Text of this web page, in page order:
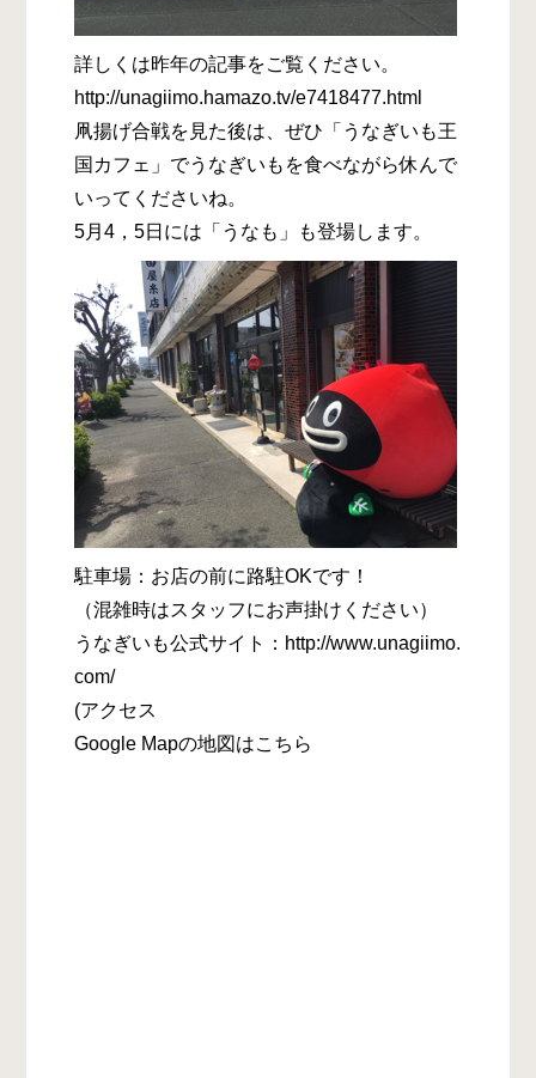
詳しくは昨年の記事をご覧ください。
http://unagiimo.hamazo.tv/e7418477.html
凧揚げ合戦を見た後は、ぜひ「うなぎいも王
国カフェ」でうなぎいもを食べながら休んで
いってくださいね。
5月4，5日には「うなも」も登場します。
駐車場：お店の前に路駐OKです！
（混雑時はスタッフにお声掛けください）
うなぎいも公式サイト：http://www.unagiimo.
com/
(アクセス
Google Mapの地図はこちら